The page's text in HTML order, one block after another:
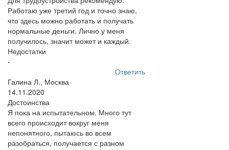
Работаю уже третий год и точно знаю,
что здесь можно работать и получать
нормальные деньги. Лично у меня
получилось, значит может и каждый.
Недостатки
-
Ответить
Галина Л., Москва
14.11.2020
Достоинства
Я пока на испытательном. Много тут
всего происходит вокруг меня
непонятного, пытаюсь во всем
разобраться, получается с разном